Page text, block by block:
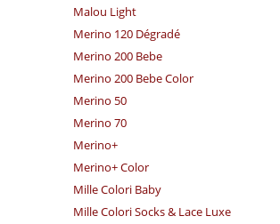
Malou Light
Merino 120 Dégradé
Merino 200 Bebe
Merino 200 Bebe Color
Merino 50
Merino 70
Merino+
Merino+ Color
Mille Colori Baby
Mille Colori Socks & Lace Luxe